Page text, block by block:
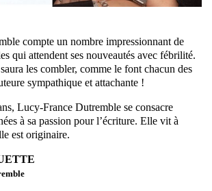
compte un nombre impressionnant de
qui attendent ses nouveautés avec fébrilité.
les combler, comme le font chacun des
sympathique et attachante !
Lucy-France Dutremble se consacre
à sa passion pour l’écriture. Elle vit à
est originaire.